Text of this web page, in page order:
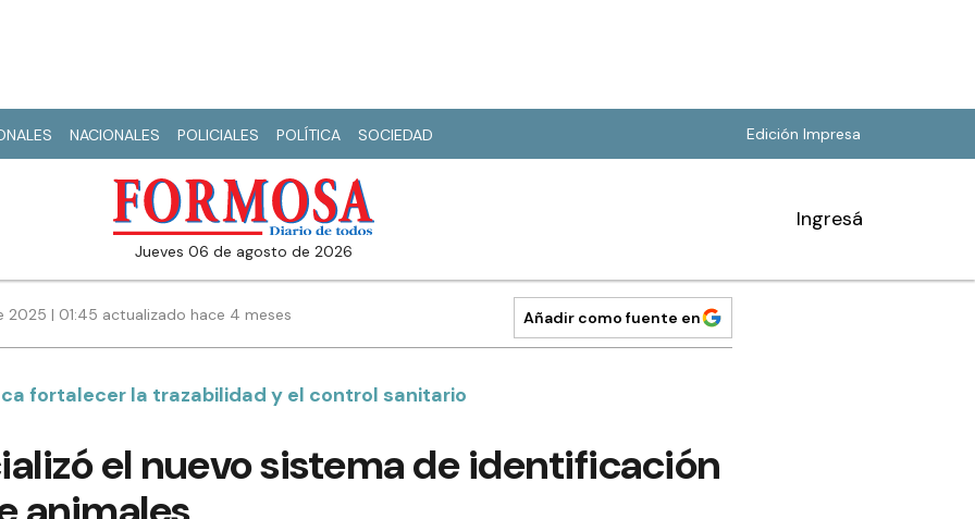
NACIONALES POLICIALES POLÍTICA SOCIEDAD Edición Impresa
jueves 06 de agosto de 2026
Ingresá
2025 | 01:45 actualizado hace 4 meses Añadir como fuente en
fortalecer la trazabilidad y el control sanitario
el nuevo sistema de identificación